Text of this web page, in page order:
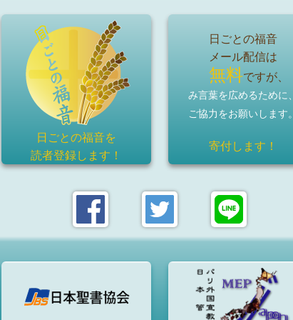
日ごとの福音を
読者登録します！
日ごとの福音
メール配信は
無料ですが、
み言葉を広めるために、
ご協力をお願いします。
寄付します！